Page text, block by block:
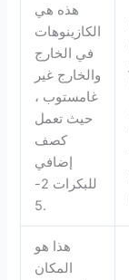
هذه هي
الكازينوهات
في الخارج
والخارج غير
غامستوب ،
حيث تعمل
كصف
إضافي
للبكرات 2-
5.
هذا هو
المكان